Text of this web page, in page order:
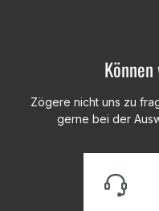
Zögere nicht uns zu
gerne bei der